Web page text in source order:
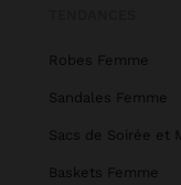
Robes Femme
Sandales Femme
Sacs de Soirée et
Baskets Femme